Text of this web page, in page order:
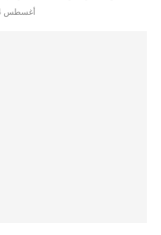
أغسطس 4, 2026